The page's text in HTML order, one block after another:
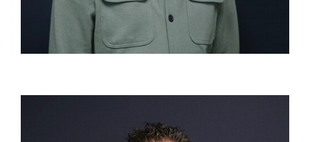
Commericieel medewerker binnen-
en buitendienst